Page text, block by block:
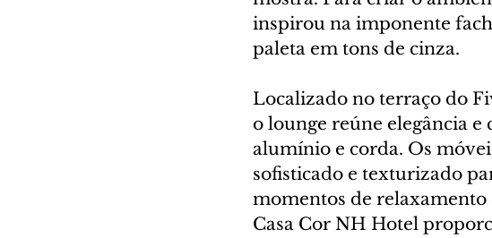
inspirou na imponente
paleta em tons de cinza.
Localizado no terraço do
o lounge reúne elegância
alumínio e corda. Os
sofisticado e texturizado
momentos de relaxamento
Casa Cor NH Hotel